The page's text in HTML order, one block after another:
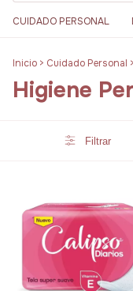
CUIDADO PERSONAL
Inicio > Cuidado Personal >
Higiene
Filtrar